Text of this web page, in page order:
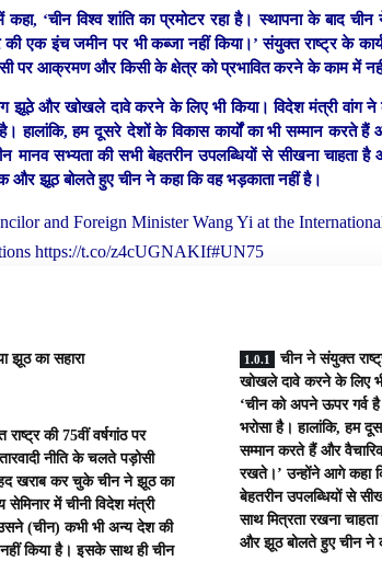
‘चीन विश्व शांति का प्रमोटर रहा है। स्थापना के बाद
एक इंच जमीन पर भी कब्जा नहीं किया।’ संयुक्त राष्ट्र के
पर आक्रमण और किसी के क्षेत्र को प्रभावित करने के काम में
झूठे और खोखले दावे करने के लिए भी किया। विदेश मंत्री वांग
हालांकि, हम दूसरे देशों के विकास कार्यों का भी सम्मान करते हैं
मानव सभ्यता की सभी बेहतरीन उपलब्धियों से सीखना चाहता
और झूठ बोलते हुए चीन ने कहा कि वह भड़काता नहीं है।
and Foreign Minister Wang Yi at the
https://t.co/z4cUGNAKIf#UN75
झूठ का सहारा
की 75वीं वर्षगांठ पर
नीति के चलते पड़ोसी
खराब कर चुके चीन ने झूठ का
सेमिनार में चीनी विदेश मंत्री
(चीन) कभी भी अन्य देश की
किया है। इसके साथ ही चीन
चीन ने संयुक्त
खोखले दावे करने के लिए
‘चीन को अपने ऊपर गर्व
भरोसा है। हालांकि, हम
सम्मान करते हैं और
रखते।’ उन्होंने आगे कहा
बेहतरीन उपलब्धियों से
साथ मित्रता रखना
और झूठ बोलते हुए चीन ने